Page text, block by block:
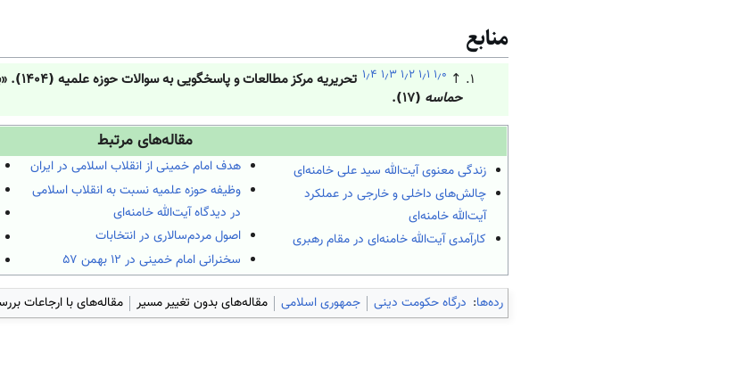
منابع
↑ ۱٫۰ ۱٫۱ ۱٫۲ ۱٫۳ ۱٫۴ تحریریه مرکز مطالعات و پاسخگویی به سوالات حوزه علمیه (۱۴۰۴).
حماسه (۱۷).
مقاله‌های مرتبط
زندگی معنوی آیت‌الله سید علی خامنه‌ای
چالش‌های داخلی و خارجی در عملکرد
آیت‌الله خامنه‌ای
کارآمدی آیت‌الله خامنه‌ای در مقام رهبری
هدف امام خمینی از انقلاب اسلامی در ایران
وظیفه حوزه علمیه نسبت به انقلاب اسلامی
در دیدگاه آیت‌الله خامنه‌ای
اصول مردم‌سالاری در انتخابات
سخنرانی امام خمینی در ۱۲ بهمن ۵۷
رده‌ها: درگاه حکومت دینی جمهوری اسلامی مقاله‌های بدون تغییر مسیر مقاله‌های با ارجاعات